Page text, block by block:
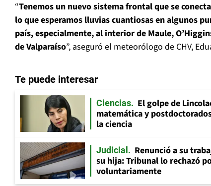
“Tenemos un nuevo sistema frontal que se
lo que esperamos lluvias cuantiosas en algunos
país, especialmente, al interior de Maule,
de Valparaíso”, aseguró el meteorólogo de CHV,
Te puede interesar
Ciencias
El golpe de
matemática y
la ciencia
Judicial
Renunció a su
su hija: Tribunal lo rechazó
voluntariamente